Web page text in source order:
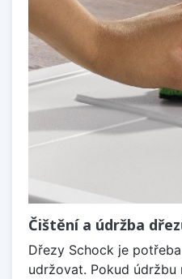
Čištění a údržba
Dřezy Schock je
udržovat. Pokud údržbu